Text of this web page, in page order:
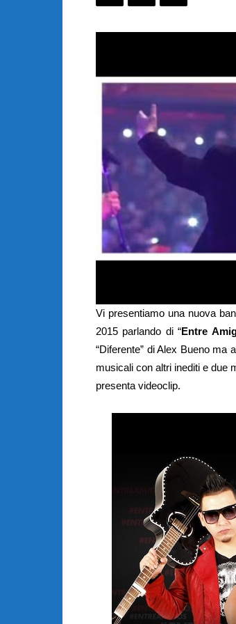
Vi presentiamo una nuova
2015 parlando di “Entre
“Diferente” di Alex Bueno ma
musicali con altri inediti e due
presenta videoclip.